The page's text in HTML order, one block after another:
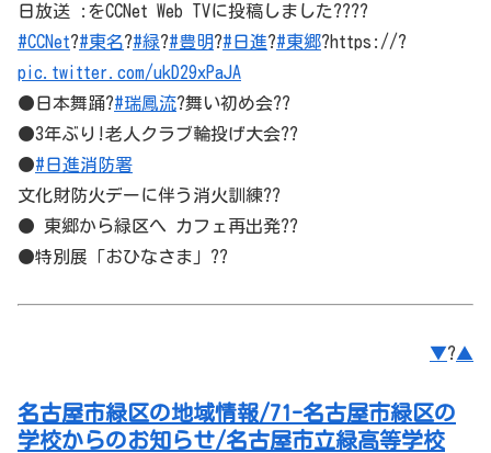
日放送 :をCCNet Web TVに投稿しました????
#CCNet?#東名?#緑?#豊明?#日進?#東郷?https://?
pic.twitter.com/ukD29xPaJA
●日本舞踊?#瑞鳳流?舞い初め会??
●3年ぶり!老人クラブ輪投げ大会??
●#日進消防署
文化財防火デーに伴う消火訓練??
● 東郷から緑区へ カフェ再出発??
●特別展「おひなさま」??
▼?▲
名古屋市緑区の地域情報/71-名古屋市緑区の
学校からのお知らせ/名古屋市立緑高等学校